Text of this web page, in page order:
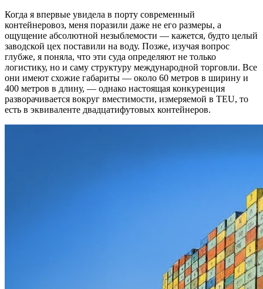
Когда я впервые увидела в порту современный
контейнеровоз, меня поразили даже не его размеры, а
ощущение абсолютной незыблемости — кажется, будто целый
заводской цех поставили на воду. Позже, изучая вопрос
глубже, я поняла, что эти суда определяют не только
логистику, но и саму структуру международной торговли. Все
они имеют схожие габариты — около 60 метров в ширину и
400 метров в длину, — однако настоящая конкуренция
разворачивается вокруг вместимости, измеряемой в TEU, то
есть в эквиваленте двадцатифутовых контейнеров.